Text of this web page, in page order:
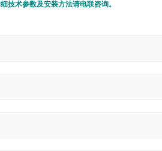
技术参数及安装方法请电联咨询。